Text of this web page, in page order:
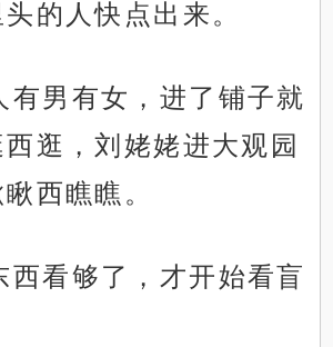
的人快点出来。
有男有女，进了铺子就
逛，刘姥姥进大观园
西瞧瞧。
西看够了，才开始看盲